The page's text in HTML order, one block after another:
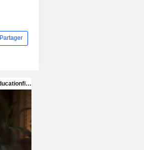
Partager